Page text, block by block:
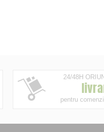
24/48H
pentru